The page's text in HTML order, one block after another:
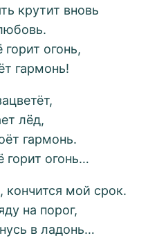
крутит вновь
огонь,
гармонь!
лёд,
гармонь.
огонь…
мой срок.
на порог,
в ладонь…